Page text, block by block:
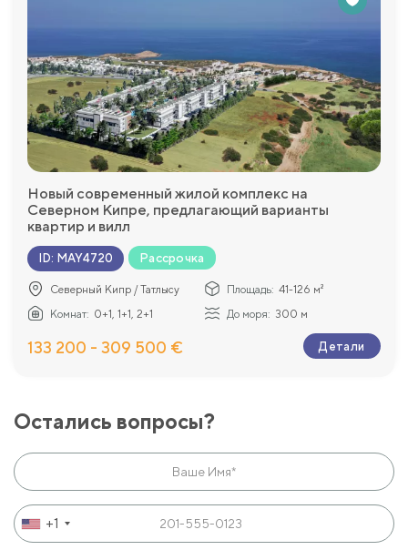
Новый современный жилой комплекс на
Северном Кипре, предлагающий варианты
квартир и вилл
ID: MAY4720 Рассрочка
Северный Кипр / Татлысу Площадь: 41-126 м²
Комнат: 0+1, 1+1, 2+1 До моря: 300 м
133 200 - 309 500 € Детали
Остались вопросы?
+1